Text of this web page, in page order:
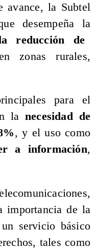
avance, la Subtel
desempeña la
reducción de
zonas rurales,
para el
lanecesidad de
, y el uso como
a información,
importancia de la
servicio básico
tales como